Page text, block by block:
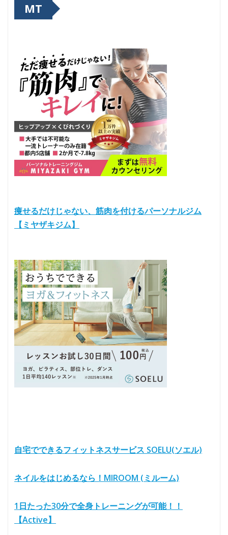
MT
痩せるだけじゃない、筋肉を付けるパーソナルジム
【ミヤザキジム】
自宅でできるフィットネスサービス SOELU(ソエル)
ネイルをはじめるなら！MIROOM (ミルーム)
1日たった30分で全身トレーニングが可能！！
【Active】